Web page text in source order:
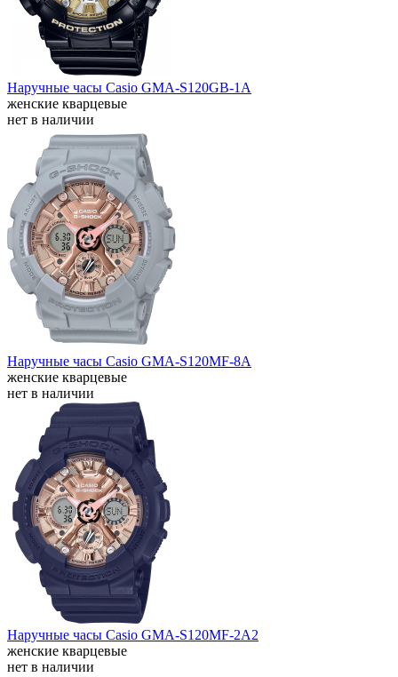
Наручные часы Casio GMA-S120GB-1A
женские кварцевые
нет в наличии
Наручные часы Casio GMA-S120MF-8A
женские кварцевые
нет в наличии
Наручные часы Casio GMA-S120MF-2A2
женские кварцевые
нет в наличии